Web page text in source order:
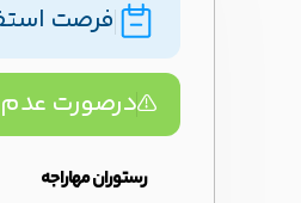
فرصت
درصورت عدم
رستوران مهاراجه